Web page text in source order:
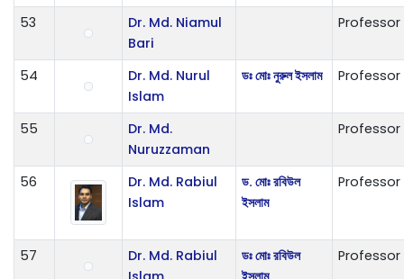
53
Dr. Md. Niamul
Bari
Professor
54
Dr. Md. Nurul
Islam
ডঃ মোঃ নুরুল ইসলাম Professor
55
Dr. Md.
Nuruzzaman
Professor
56
Dr. Md. Rabiul
Islam
ড. মোঃ রবিউল
ইসলাম
Professor
57
Dr. Md. Rabiul
ডঃ মোঃ রবিউল
Professor